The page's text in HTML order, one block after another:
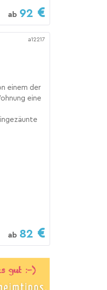
ab 92
a12217
einem der
eine
ab 82